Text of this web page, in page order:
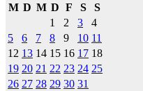
M D M D F S
S
1
2 3
4
5
6 7 8 9 10 11
12 13 14 15 16 17 18
19 20 21 22 23 24 25
26 27 28 29 30 31